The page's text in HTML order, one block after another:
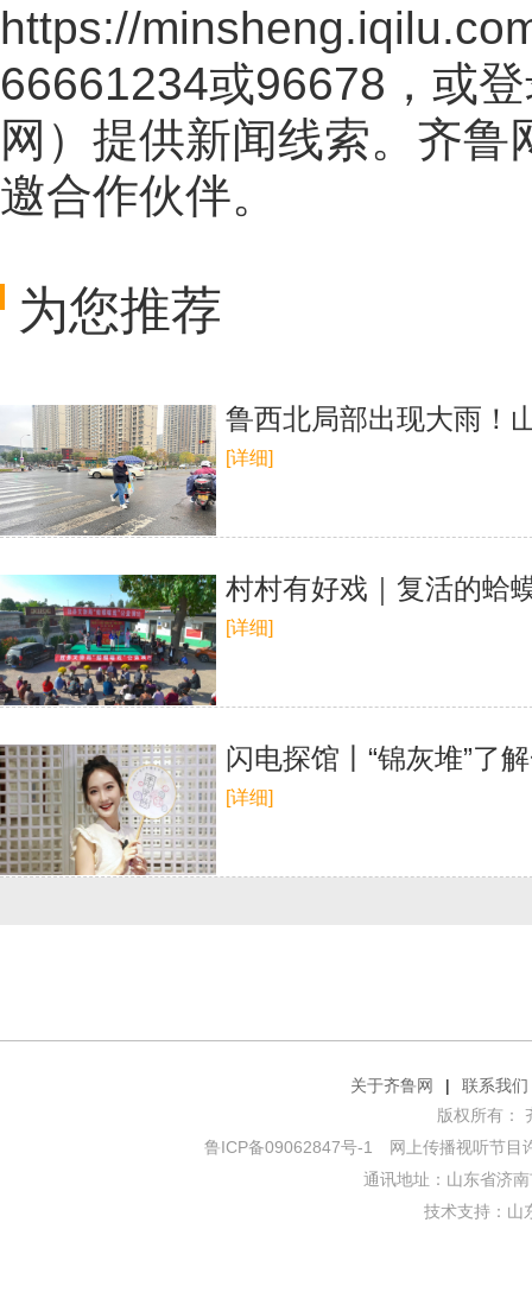
https://
66661234或96678，或
网 ）提供新闻线索。齐鲁
邀合作伙伴。
为您推荐
鲁西北局部出现大雨！
[详细]
村村有好戏｜复活的蛤
[详细]
闪电探馆丨“锦灰堆”了
[详细]
关于齐鲁网 |
联系我们
版权所有：
鲁ICP备09062847号-1 网上传播视听节目
通讯地址：山东省济
技术支持： 山